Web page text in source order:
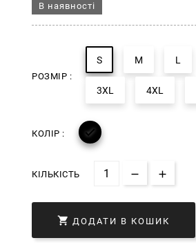
В наявності
РОЗМІР :
S M L
3XL 4XL
КОЛІР : 
КІЛЬКІСТЬ
 ДОДАТИ В КОШИК